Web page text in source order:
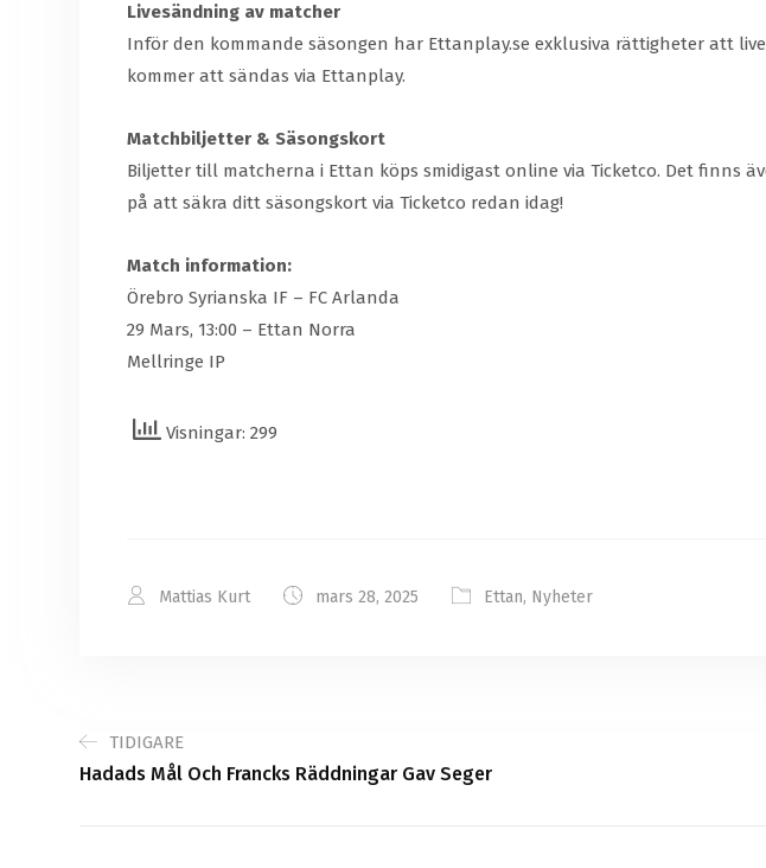
Livesändning av matcher
Inför den kommande säsongen har Ettanplay.se exklusiva rättigheter att
kommer att sändas via Ettanplay.
Matchbiljetter & Säsongskort
Biljetter till matcherna i Ettan köps smidigast online via Ticketco. Det finns
på att säkra ditt säsongskort via Ticketco redan idag!
Match information:
Örebro Syrianska IF – FC Arlanda
29 Mars, 13:00 – Ettan Norra
Mellringe IP
Visningar: 299
Mattias Kurt mars 28, 2025 Ettan, Nyheter
TIDIGARE
Hadads Mål Och Francks Räddningar Gav Seger